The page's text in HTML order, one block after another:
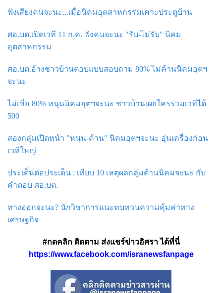
ฟังเสียงคนจะนะ...เมื่อนิคมอุตสาหกรรมเคาะประตูบ้าน
ศอ.บต.เปิดเวที 11 ก.ค. ฟังคนจะนะ "รับ-ไม่รับ" นิคม
อุตสาหกรรม
ศอ.บต.อ้างชาวบ้านตอบแบบสอบถาม 80% ไม่ค้านนิคมอุตฯ
จะนะ
ไม่เชื่อ 80% หนุนนิคมอุตฯจะนะ ชาวบ้านเผยใครร่วมเวทีได้
500
สองกลุ่มเปิดหน้า "หนุน-ค้าน" นิคมอุตฯจะนะ อุ่นเครื่องก่อน
เวทีใหญ่
ประเด็นต่อประเด็น : เทียบ 10 เหตุผลกลุ่มต้านนิคมจะนะ กับ
คำตอบ ศอ.บต.
ทางออกจะนะ? นักวิชาการแนะทบทวนความคุ้มค่าทาง
เศรษฐกิจ
#กดคลิก ติดตาม ส่งแชร์ข่าวอิศรา ได้ที่นี่
https://www.facebook.com/isranewsfanpage